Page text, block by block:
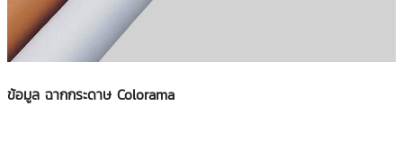
ข้อมูล ฉากกระดาษ Colorama